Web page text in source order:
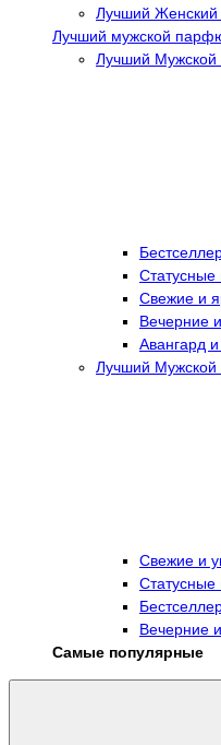
Лучший
Лучший мужской
Лучший
Статусные
Свежие и
Вечерние
Авангард
Лучший
Свежие и
Статусные
Вечерние
Самые популярные